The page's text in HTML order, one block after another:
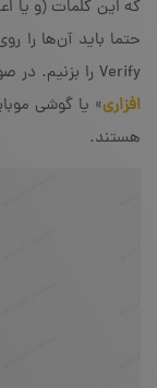
که این کلمات (و یا
Verify را بزنیم. در صورت «
افزاری» یا گوشی
هستند.